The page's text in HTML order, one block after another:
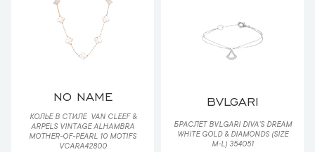
NO NAME
КОЛЬЕ В СТИЛЕ VAN CLEEF &
ARPELS VINTAGE ALHAMBRA
MOTHER-OF-PEARL 10 MOTIFS
VCARA42800
BVLGARI
БРАСЛЕТ BVLGARI DIVA'S DREAM
WHITE GOLD & DIAMONDS (SIZE
M-L) 354051